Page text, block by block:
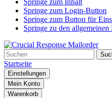
Springe zum Inhalt
Springe zum Login-Button
Springe zum Button für
Springe zu den
Startseite
Einstellungen
Mein Konto
Warenkorb